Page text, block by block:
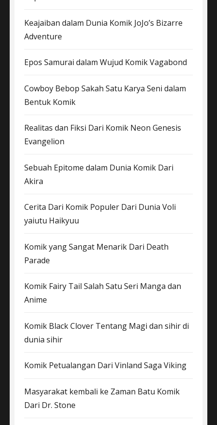
Keajaiban dalam Dunia Komik JoJo’s Bizarre
Adventure
Epos Samurai dalam Wujud Komik Vagabond
Cowboy Bebop Sakah Satu Karya Seni dalam
Bentuk Komik
Realitas dan Fiksi Dari Komik Neon Genesis
Evangelion
Sebuah Epitome dalam Dunia Komik Dari
Akira
Cerita Dari Komik Populer Dari Dunia Voli
yaiutu Haikyuu
Komik yang Sangat Menarik Dari Death
Parade
Komik Fairy Tail Salah Satu Seri Manga dan
Anime
Komik Black Clover Tentang Magi dan sihir di
dunia sihir
Komik Petualangan Dari Vinland Saga Viking
Masyarakat kembali ke Zaman Batu Komik
Dari Dr. Stone